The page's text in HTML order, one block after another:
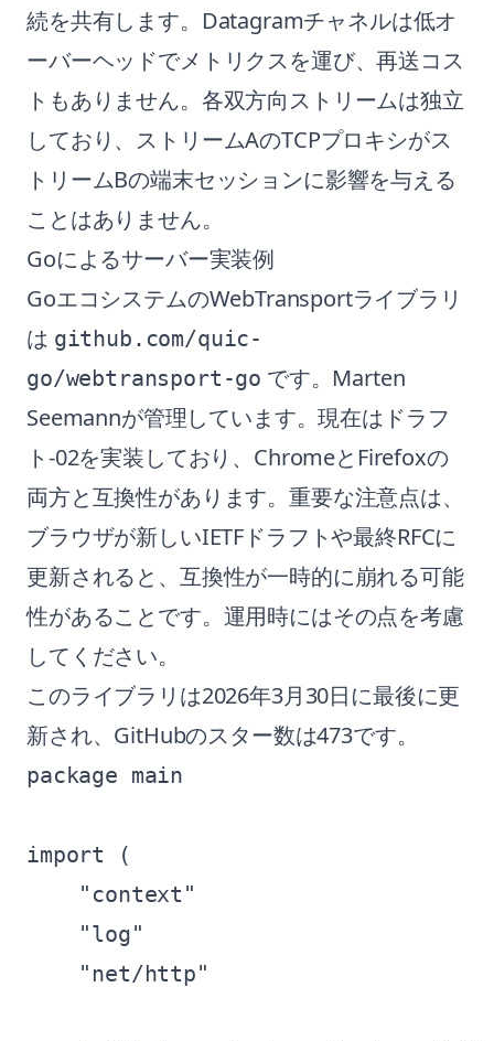
続を共有します。Datagramチャネルは低オ
ーバーヘッドでメトリクスを運び、再送コス
トもありません。各双方向ストリームは独立
しており、ストリームAのTCPプロキシがス
トリームBの端末セッションに影響を与える
ことはありません。
Goによるサーバー実装例
GoエコシステムのWebTransportライブラリ
は github.com/quic-
go/webtransport-go です。Marten
Seemannが管理しています。現在はドラフ
ト-02を実装しており、ChromeとFirefoxの
両方と互換性があります。重要な注意点は、
ブラウザが新しいIETFドラフトや最終RFCに
更新されると、互換性が一時的に崩れる可能
性があることです。運用時にはその点を考慮
してください。
このライブラリは2026年3月30日に最後に更
新され、GitHubのスター数は473です。
package main
import (
    "context"
    "log"
    "net/http"